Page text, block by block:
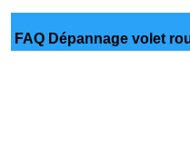
FAQ Dépannage volet